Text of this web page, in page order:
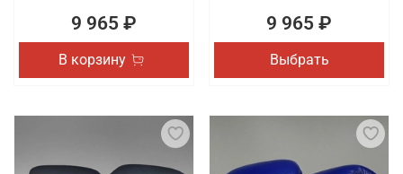
9 965 ₽
В корзину
9 965 ₽
Выбрать